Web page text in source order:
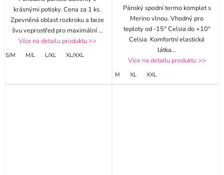
krásnými potisky. Cena za 1 ks.
Zpevněná oblast rozkroku a beze
švu veprostřed pro maximální...
Více na detailu produktu >>
S/M M/L L/XL XL/XXL
Pánský spodní termo komplet s
Merino vlnou. Vhodný pro
teploty od -15° Celsia do +10°
Celsia. Komfortní elastická
látka...
Více na detailu produktu >>
M XL XXL